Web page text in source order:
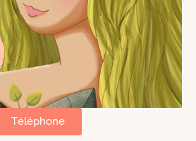
Téléphone